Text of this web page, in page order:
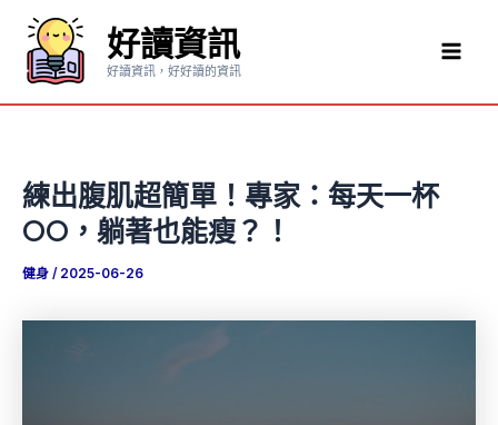
要
好讀資訊
好讀資訊，好好讀的資訊
練出腹肌超簡單！專家：每天一杯
OO，躺著也能瘦？！
健身 / 2025-06-26